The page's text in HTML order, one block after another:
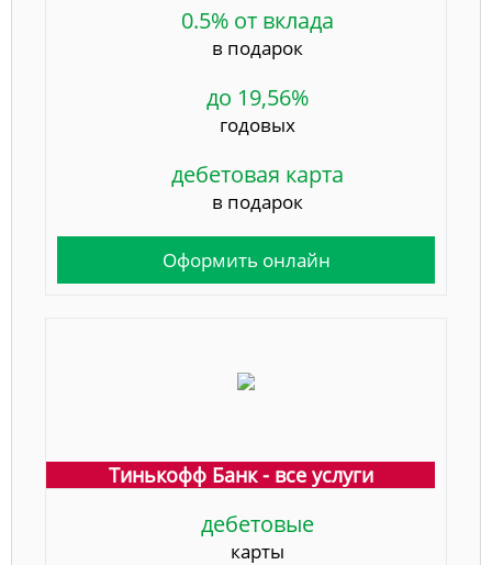
0.5% от вклада
в подарок
до 19,56%
годовых
дебетовая карта
в подарок
Оформить онлайн
Тинькофф Банк - все услуги
дебетовые
карты